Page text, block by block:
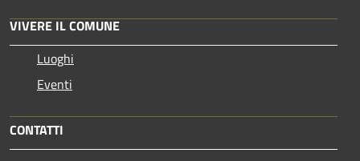
VIVERE IL COMUNE
Luoghi
Eventi
CONTATTI